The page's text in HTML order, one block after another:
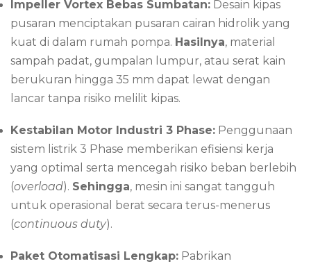
Impeller Vortex Bebas Sumbatan: Desain kipas
pusaran menciptakan pusaran cairan hidrolik yang
kuat di dalam rumah pompa. Hasilnya, material
sampah padat, gumpalan lumpur, atau serat kain
berukuran hingga 35 mm dapat lewat dengan
lancar tanpa risiko melilit kipas.
Kestabilan Motor Industri 3 Phase: Penggunaan
sistem listrik 3 Phase memberikan efisiensi kerja
yang optimal serta mencegah risiko beban berlebih
(overload). Sehingga, mesin ini sangat tangguh
untuk operasional berat secara terus-menerus
(continuous duty).
Paket Otomatisasi Lengkap: Pabrikan